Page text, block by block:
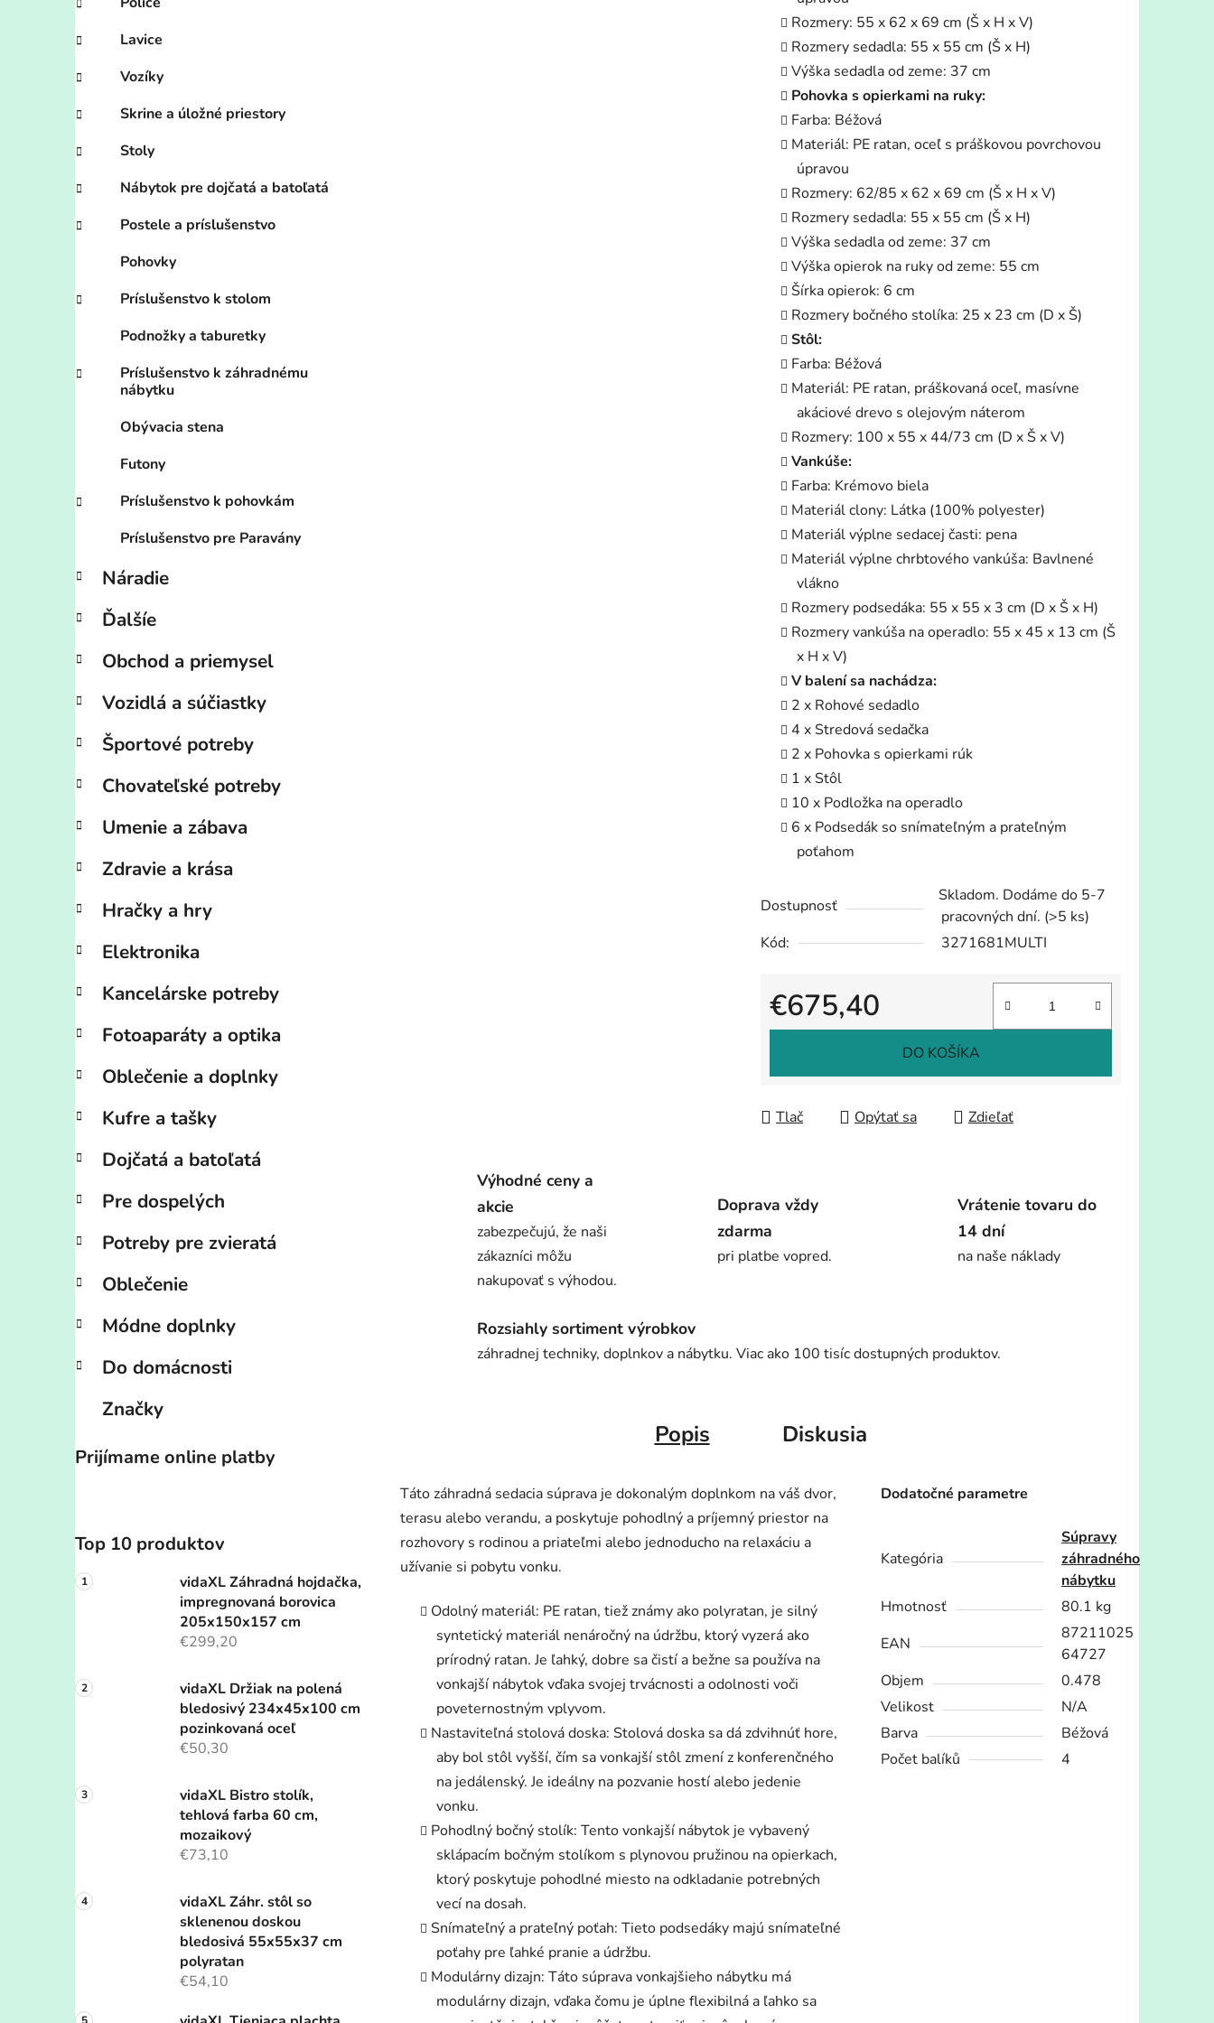
Lavice
Vozíky
Skrine a úložné priestory
Stoly
Nábytok pre dojčatá a batoľatá
Postele a príslušenstvo
Pohovky
Príslušenstvo k stolom
Podnožky a taburetky
Príslušenstvo k záhradnému
nábytku
Obývacia stena
Futony
Príslušenstvo k pohovkám
Príslušenstvo pre Paravány
Náradie
Ďalšíe
Obchod a priemysel
Vozidlá a súčiastky
Športové potreby
Chovateľské potreby
Umenie a zábava
Zdravie a krása
Hračky a hry
Elektronika
Kancelárske potreby
Fotoaparáty a optika
Oblečenie a doplnky
Kufre a tašky
Dojčatá a batoľatá
Pre dospelých
Potreby pre zvieratá
Oblečenie
Módne doplnky
Do domácnosti
Značky
Prijímame online platby
Top 10 produktov
vidaXL Záhradná hojdačka,
impregnovaná borovica
205x150x157 cm
€299,20
vidaXL Držiak na polená
bledosivý 234x45x100 cm
pozinkovaná oceľ
€50,30
vidaXL Bistro stolík,
tehlová farba 60 cm,
mozaikový
€73,10
vidaXL Záhr. stôl so
sklenenou doskou
bledosivá 55x55x37 cm
polyratan
€54,10
Rozmery: 55 x 62 x 69 cm (Š x H x V)
Rozmery sedadla: 55 x 55 cm (Š x H)
Výška sedadla od zeme: 37 cm
Pohovka s opierkami na ruky:
Farba: Béžová
Materiál: PE ratan, oceľ s práškovou povrchovou
úpravou
Rozmery: 62/85 x 62 x 69 cm (Š x H x V)
Rozmery sedadla: 55 x 55 cm (Š x H)
Výška sedadla od zeme: 37 cm
Výška opierok na ruky od zeme: 55 cm
Šírka opierok: 6 cm
Rozmery bočného stolíka: 25 x 23 cm (D x Š)
Stôl:
Farba: Béžová
Materiál: PE ratan, práškovaná oceľ, masívne
akáciové drevo s olejovým náterom
Rozmery: 100 x 55 x 44/73 cm (D x Š x V)
Vankúše:
Farba: Krémovo biela
Materiál clony: Látka (100% polyester)
Materiál výplne sedacej časti: pena
Materiál výplne chrbtového vankúša: Bavlnené
vlákno
Rozmery podsedáka: 55 x 55 x 3 cm (D x Š x H)
Rozmery vankúša na operadlo: 55 x 45 x 13 cm (Š
x H x V)
V balení sa nachádza:
2 x Rohové sedadlo
4 x Stredová sedačka
2 x Pohovka s opierkami rúk
1 x Stôl
10 x Podložka na operadlo
6 x Podsedák so snímateľným a prateľným
poťahom
Dostupnosť
Skladom. Dodáme do 5-7
pracovných dní. (>5 ks)
Kód:
3271681MULTI
€675,40
Jednotková cena:
DO KOŠÍKA
Tlač Opýtať sa Zdieľať
Výhodné ceny a
akcie
zabezpečujú, že naši
zákazníci môžu
nakupovať s výhodou.
Doprava vždy
zdarma
pri platbe vopred.
Vrátenie tovaru do
14 dní
na naše náklady
Rozsiahly sortiment výrobkov
záhradnej techniky, doplnkov a nábytku. Viac ako 100 tisíc dostupných produktov.
Popis Diskusia
Táto záhradná sedacia súprava je dokonalým doplnkom na váš dvor,
terasu alebo verandu, a poskytuje pohodlný a príjemný priestor na
rozhovory s rodinou a priateľmi alebo jednoducho na relaxáciu a
užívanie si pobytu vonku.
Odolný materiál: PE ratan, tiež známy ako polyratan, je silný
syntetický materiál nenáročný na údržbu, ktorý vyzerá ako
prírodný ratan. Je ľahký, dobre sa čistí a bežne sa používa na
vonkajší nábytok vďaka svojej trvácnosti a odolnosti voči
poveternostným vplyvom.
Nastaviteľná stolová doska: Stolová doska sa dá zdvihnúť hore,
aby bol stôl vyšší, čím sa vonkajší stôl zmení z konferenčného
na jedálenský. Je ideálny na pozvanie hostí alebo jedenie
vonku.
Pohodlný bočný stolík: Tento vonkajší nábytok je vybavený
sklápacím bočným stolíkom s plynovou pružinou na opierkach,
ktorý poskytuje pohodlné miesto na odkladanie potrebných
vecí na dosah.
Snímateľný a prateľný poťah: Tieto podsedáky majú snímateľné
poťahy pre ľahké pranie a údržbu.
Modulárny dizajn: Táto súprava vonkajšieho nábytku má
modulárny dizajn, vďaka čomu je úplne flexibilná a ľahko sa
Dodatočné parametre
Kategória
Súpravy
záhradného
nábytku
Hmotnosť
80.1 kg
EAN
87211025
64727
Objem
0.478
Velikost
N/A
Barva
Béžová
Počet balíků
4